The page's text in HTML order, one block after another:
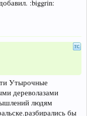
:biggrin:
Утырочные
дереволазами
людям
бы